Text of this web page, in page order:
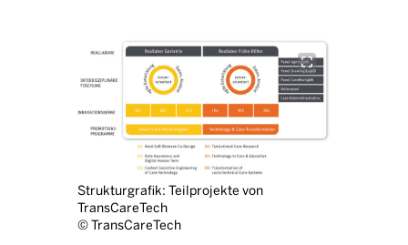
Strukturgrafik: Teilprojekte von
TransCareTech
© TransCareTech